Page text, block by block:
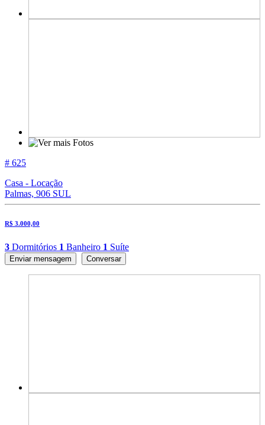
# 625
Casa - Locação
Palmas, 906 SUL
R$ 3.000,00
3 Dormitórios 1 Banheiro 1 Suíte
Enviar mensagem Conversar